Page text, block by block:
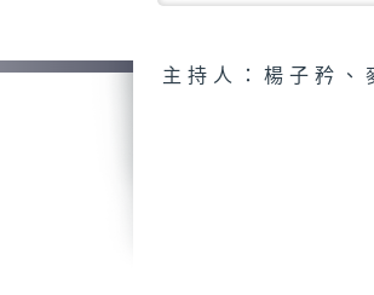
主持人：楊子矜、